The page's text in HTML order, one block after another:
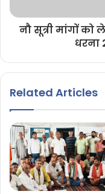
नौ सूत्री मांगों
धरना
Related Articles